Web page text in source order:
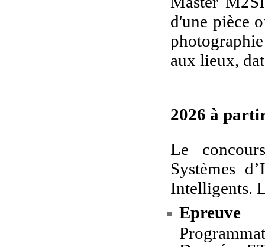
d'une pièce
aux lieux,
2026 à
Le
Systèmes
Intelligents.
Epreuve